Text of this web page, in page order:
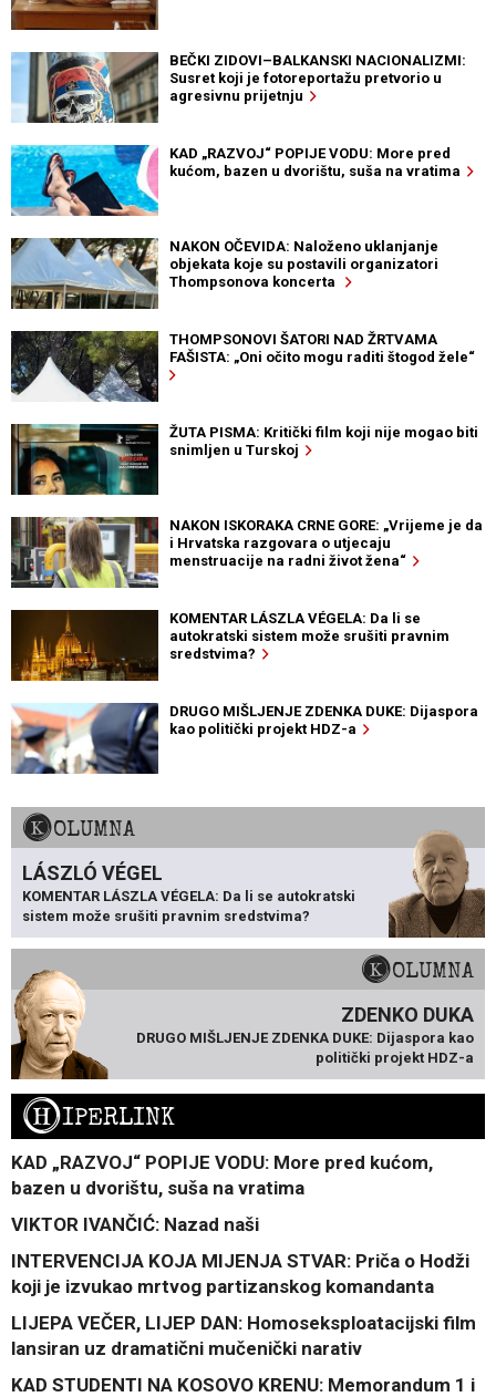
BEČKI ZIDOVI–BALKANSKI NACIONALIZMI:
Susret koji je fotoreportažu pretvorio u
agresivnu prijetnju
KAD „RAZVOJ“ POPIJE VODU: More pred
kućom, bazen u dvorištu, suša na vratima
NAKON OČEVIDA: Naloženo uklanjanje
objekata koje su postavili organizatori
Thompsonova koncerta
THOMPSONOVI ŠATORI NAD ŽRTVAMA
FAŠISTA: „Oni očito mogu raditi štogod žele“
ŽUTA PISMA: Kritički film koji nije mogao biti
snimljen u Turskoj
NAKON ISKORAKA CRNE GORE: „Vrijeme je da
i Hrvatska razgovara o utjecaju
menstruacije na radni život žena“
KOMENTAR LÁSZLA VÉGELA: Da li se
autokratski sistem može srušiti pravnim
sredstvima?
DRUGO MIŠLJENJE ZDENKA DUKE: Dijaspora
kao politički projekt HDZ-a
KOLUMNA
LÁSZLÓ VÉGEL
KOMENTAR LÁSZLA VÉGELA: Da li se autokratski
sistem može srušiti pravnim sredstvima?
KOLUMNA
ZDENKO DUKA
DRUGO MIŠLJENJE ZDENKA DUKE: Dijaspora kao
politički projekt HDZ-a
HIPERLINK
KAD „RAZVOJ“ POPIJE VODU: More pred kućom,
bazen u dvorištu, suša na vratima
VIKTOR IVANČIĆ: Nazad naši
INTERVENCIJA KOJA MIJENJA STVAR: Priča o Hodži
koji je izvukao mrtvog partizanskog komandanta
LIJEPA VEČER, LIJEP DAN: Homoseksploatacijski film
lansiran uz dramatični mučenički narativ
KAD STUDENTI NA KOSOVO KRENU: Memorandum 1 i